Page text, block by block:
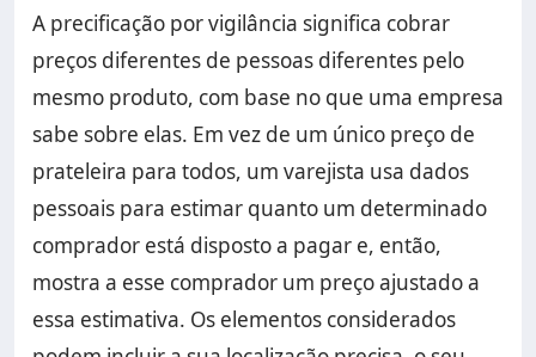
A precificação por vigilância significa cobrar
preços diferentes de pessoas diferentes pelo
mesmo produto, com base no que uma empresa
sabe sobre elas. Em vez de um único preço de
prateleira para todos, um varejista usa dados
pessoais para estimar quanto um determinado
comprador está disposto a pagar e, então,
mostra a esse comprador um preço ajustado a
essa estimativa. Os elementos considerados